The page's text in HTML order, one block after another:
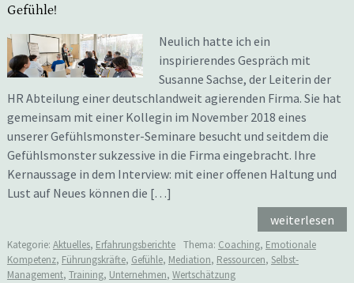
Gefühle!
Neulich hatte ich ein
inspirierendes Gespräch mit
Susanne Sachse, der Leiterin der
HR Abteilung einer deutschlandweit agierenden Firma. Sie hat
gemeinsam mit einer Kollegin im November 2018 eines
unserer Gefühlsmonster-Seminare besucht und seitdem die
Gefühlsmonster sukzessive in die Firma eingebracht. Ihre
Kernaussage in dem Interview: mit einer offenen Haltung und
Lust auf Neues können die […]
weiterlesen
Kategorie: Aktuelles, Erfahrungsberichte Thema: Coaching, Emotionale
Kompetenz, Führungskräfte, Gefühle, Mediation, Ressourcen, Selbst-
Management, Training, Unternehmen, Wertschätzung